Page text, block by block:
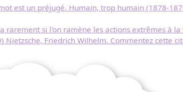
est un préjugé. Humain, trop humain (1878-
rarement si l'on ramène les actions extrêmes à
Friedrich Wilhelm. Commentez cette